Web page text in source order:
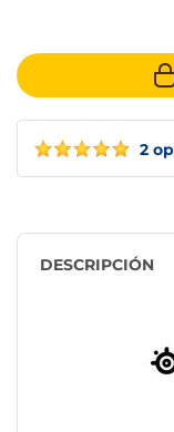
2
DESCRIPCIÓN